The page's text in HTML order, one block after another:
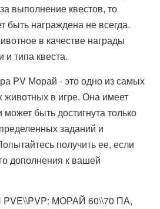
выполнение квестов, то
быть награждена не всегда.
в качестве награды
и типа квеста.
PV Морай - это одно из самых
животных в игре. Она имеет
быть достигнута только
заданий и
получить ее, если
дополнения к вашей
МОРАЙ 60\\70 ПА,